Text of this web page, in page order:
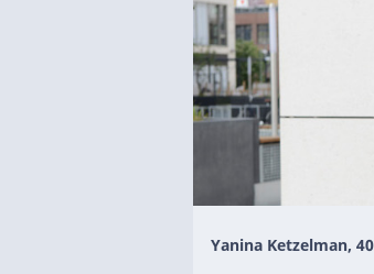
Yanina Ketzelman, 40